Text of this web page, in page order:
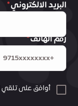
البريد الالكتروني
رقم الهاتف
أوافق على